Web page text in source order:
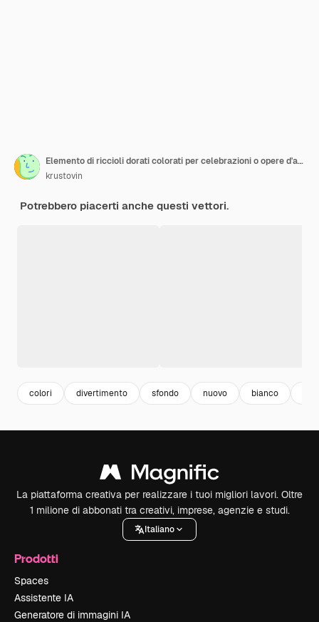
Elemento di riccioli dorati colorati per celebrazioni o opere d'arte di festa
krustovin
Potrebbero piacerti anche questi vettori.
colori divertimento sfondo nuovo bianco
La piattaforma creativa per realizzare i tuoi migliori lavori. Oltre
1 milione di abbonati tra creativi, imprese, agenzie e studi.
Italiano
Prodotti
Spaces
Assistente IA
Generatore di immagini IA